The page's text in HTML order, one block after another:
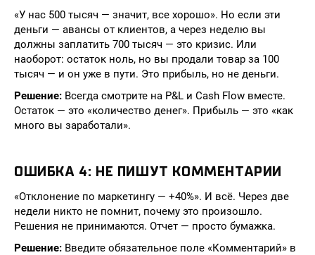
«У нас 500 тысяч — значит, все хорошо». Но если эти
деньги — авансы от клиентов, а через неделю вы
должны заплатить 700 тысяч — это кризис. Или
наоборот: остаток ноль, но вы продали товар за 100
тысяч — и он уже в пути. Это прибыль, но не деньги.
Решение: Всегда смотрите на P&L и Cash Flow вместе.
Остаток — это «количество денег». Прибыль — это «как
много вы заработали».
ОШИБКА 4: НЕ ПИШУТ КОММЕНТАРИИ
«Отклонение по маркетингу — +40%». И всё. Через две
недели никто не помнит, почему это произошло.
Решения не принимаются. Отчет — просто бумажка.
Решение: Введите обязательное поле «Комментарий» в